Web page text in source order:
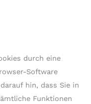
durch eine
Software
hin, dass Sie in
Funktionen